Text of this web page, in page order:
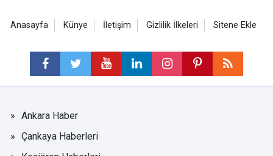
Anasayfa Künye İletişim Gizlilik İlkeleri Sitene Ekle
Ankara Haber
Çankaya Haberleri